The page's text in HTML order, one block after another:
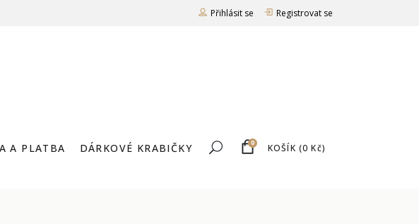
Přihlásit se Registrovat se
A PLATBA DÁRKOVÉ KRABIČKY 0 KOŠÍK (0Kč)